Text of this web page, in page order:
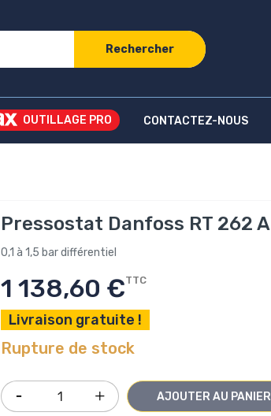
Rechercher
CONTACTEZ-NOUS
Pressostat Danfoss RT 262 A
0,1 à 1,5 bar différentiel
1 138,60 €TTC
Livraison gratuite !
Rupture de stock
AJOUTER AU PANIER